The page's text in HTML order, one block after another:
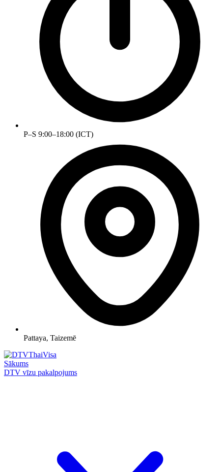
P–S 9:00–18:00 (ICT)
Pattaya, Taizemē
Sākums
DTV vīzu pakalpojums